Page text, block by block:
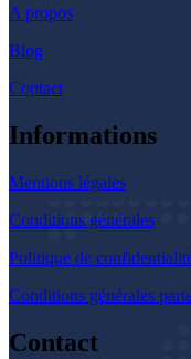
A propos
Blog
Contact
Informations
Mentions légales
Conditions générales
Politique de
Conditions générales
Contact